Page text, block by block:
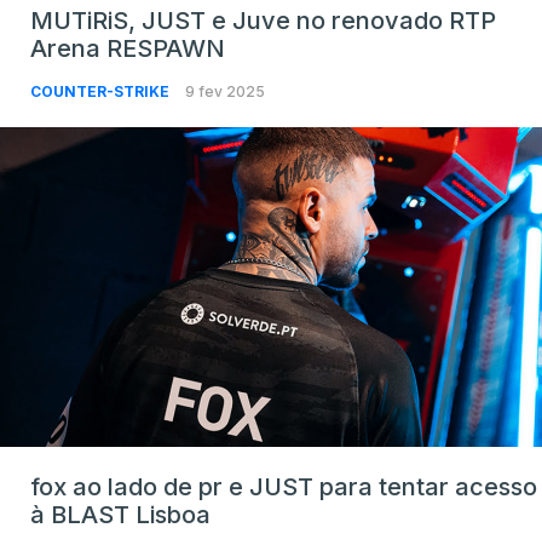
MUTiRiS, JUST e Juve no renovado RTP
Arena RESPAWN
COUNTER-STRIKE 9 fev 2025
fox ao lado de pr e JUST para tentar acesso
à BLAST Lisboa